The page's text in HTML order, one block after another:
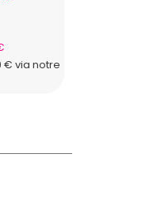
€ via notre